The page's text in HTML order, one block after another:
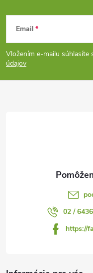
Z
á
p
Email
Vložením e-mailu súhlasíte
údajov
02 /
https://